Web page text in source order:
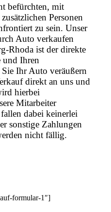
befürchten, mit
Personen
zu sein. Unser
Auto verkaufen
Rhoda ist der direkte
und Ihren
Ihr Auto veräußern
direkt an uns und
hierbei
Mitarbeiter
dabei keinerlei
sonstige Zahlungen
nicht fällig.
formular-1″]